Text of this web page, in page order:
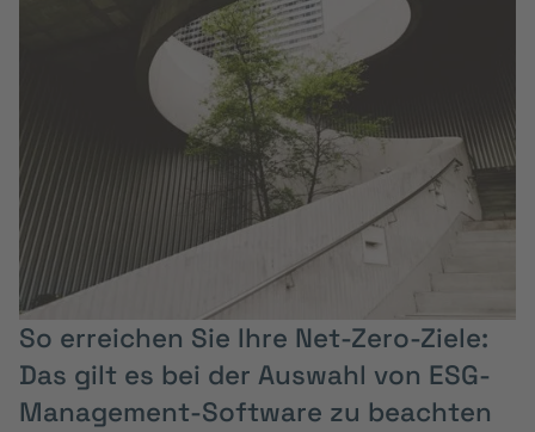
So erreichen Sie Ihre Net-Zero-Ziele:
Das gilt es bei der Auswahl von ESG-
Management-Software zu beachten